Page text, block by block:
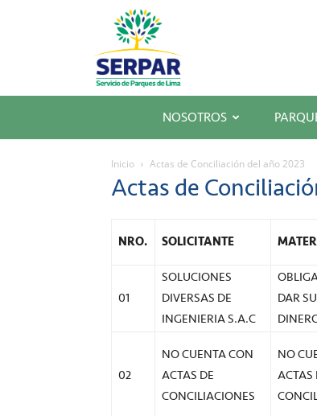
SERPAR
–
Servicio
de
Parques
de
NOSOTROS
Inicio Actas de Conciliación del año 2023
Actas de
NRO. SOLICITANTE
01
SOLUCIONES
DIVERSAS DE
INGENIERIA S.A.C
DAR
02
NO CUENTA CON
ACTAS DE
CONCILIACIONES
NO
ACTAS